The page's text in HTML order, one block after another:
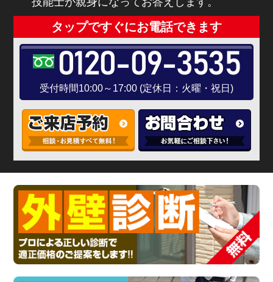
タップですぐにお電話できます
0120-09-3535
受付時間10:00～17:00 (定休日：火曜・祝日)